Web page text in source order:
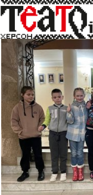
Майстер-
30 квітня